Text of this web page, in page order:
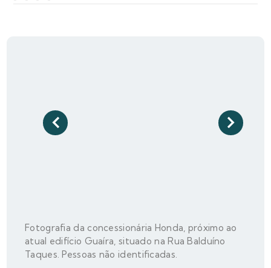
Fotografia da concessionária Honda, próximo ao
atual edifício Guaíra, situado na Rua Balduíno
Taques. Pessoas não identificadas.